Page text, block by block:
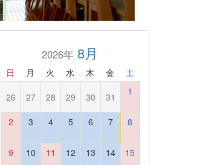
2026年 8月
日 月 火 水 木 金 土
26 27 28 29 30 31 1
2 3 4 5 6 7 8
9 10 11 12 13 14 15